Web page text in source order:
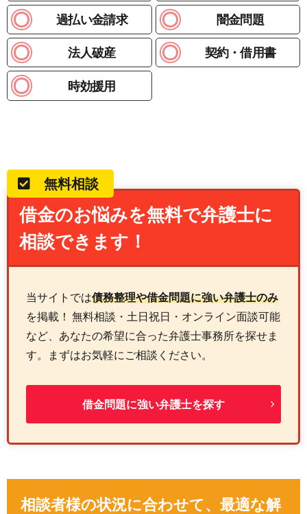
過払い金請求 闇金問題
法人破産 契約・借用書
時効援用
無料相談
借金のお悩みを無料で弁護士に
相談できます！
当サイトでは債務整理や借金問題に強い弁護士のみ
を掲載！ 無料相談・土日祝日・オンライン面談可能
など、あなたの希望に合った弁護士事務所を探せま
す。まずはお気軽にご相談ください。
借金問題に強い弁護士を探す
相談者様の状況に合わせて、最適な解